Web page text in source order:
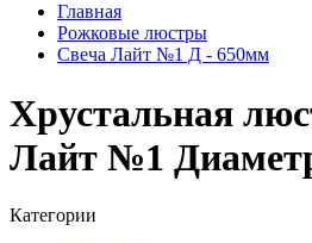
Главная
Рожковые люстры
Свеча Лайт №1 Д - 650мм
Хрустальная
Лайт №1
Категории